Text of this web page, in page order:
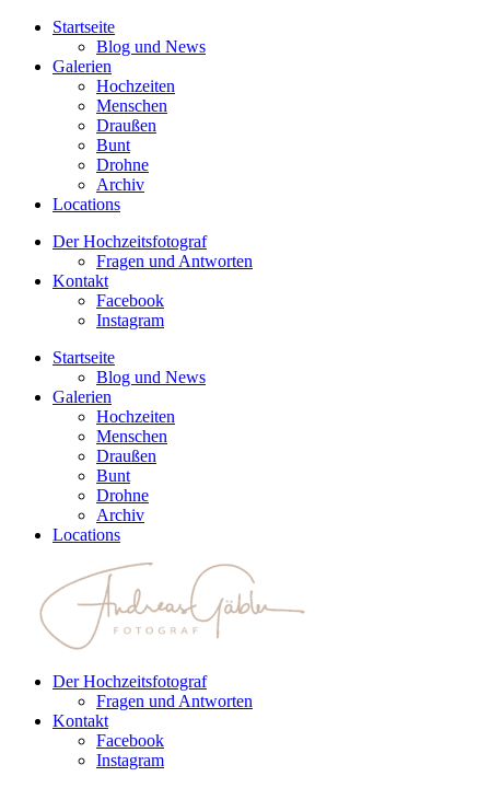
Startseite
Blog und News
Galerien
Hochzeiten
Menschen
Draußen
Bunt
Drohne
Archiv
Locations
Der Hochzeitsfotograf
Fragen und Antworten
Kontakt
Facebook
Instagram
Startseite
Blog und News
Galerien
Hochzeiten
Menschen
Draußen
Bunt
Drohne
Archiv
Locations
Der Hochzeitsfotograf
Fragen und Antworten
Kontakt
Facebook
Instagram